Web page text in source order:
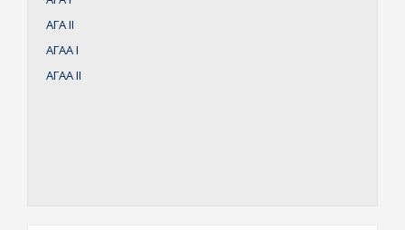
АГАII
АГААI
АГААII